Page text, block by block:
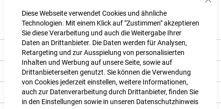
Diese Webseite verwendet Cookies und ähnliche
Technologien. Mit einem Klick auf "Zustimmen" akzeptieren
Sie diese Verarbeitung und auch die Weitergabe Ihrer
Daten an Drittanbieter. Die Daten werden für Analysen,
Retargeting und zur Ausspielung von personalisierten
Inhalten und Werbung auf unsere Seite, sowie auf
Drittanbieterseiten genutzt. Sie können die Verwendung
von Cookies jederzeit einstellen, weitere Informationen,
auch zur Datenverarbeitung durch Drittanbieter, finden Sie
in den Einstellungen sowie in unseren Datenschutzhinweis
Produktanfrage stellen
Produkt Details
Bewertungen
Angaben zur Produktsicherheit